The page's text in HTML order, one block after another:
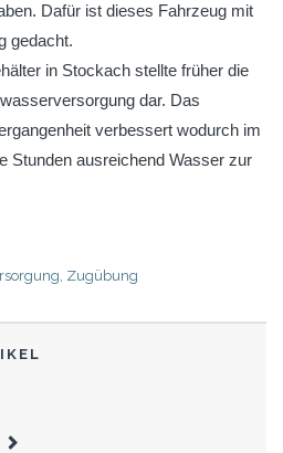
Dafür ist dieses Fahrzeug mit
gedacht.
in Stockach stellte früher die
dar. Das
verbessert wodurch im
Stunden ausreichend Wasser zur
, Zugübung